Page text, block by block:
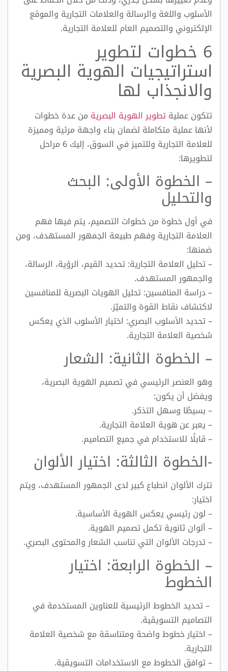
الأسلوب واللغة والرسالة والعلامات التجارية والموقع
الإلكتروني والتصميم العام للعلامة التجارية.
6 خطوات لتطوير
استراتيجيات الهوية البصرية
والانجذاب لها
تتكون عمليةتطوير الهوية البصرية من عدة خطوات
لأنها عملية متكاملة لضمان بناء واجهة مرئية ومميزة
للعلامة التجارية وللتميز في السوق، إليك 6 مراحل
لتطويرها:
– الخطوة الأولى: البحث
والتحليل
في أول خطوة من خطوات التصميم، يتم فيها فهم
العلامة التجارية وفهم طبيعة الجمهور المستهدف، ومن
ضمنها:
– تحليل العلامة التجارية: تحديد القيم، الرؤية، الرسالة،
والجمهور المستهدف.
– دراسة المنافسين: تحليل الهويات البصرية للمنافسين
لاكتشاف نقاط القوة والتميّز.
– تحديد الأسلوب البصري: اختيار الأسلوب الذي يعكس
شخصية العلامة التجارية.
– الخطوة الثانية: الشعار
وهو العنصر الرئيسي في تصميم الهوية البصرية،
ويفضل أن يكون:
– بسيطًا وسهل التذكر.
– يعبر عن هوية العلامة التجارية.
– قابلًا للاستخدام في جميع التصاميم.
-الخطوة الثالثة: اختيار الألوان
تترك الألوان انطباع كبير لدى الجمهور المستهدف، ويتم
اختيار:
– لون رئيسي يعكس الهوية الأساسية.
– ألوان ثانوية تكمل تصميم الهوية.
– تدرجات الألوان التي تناسب الشعار والمحتوى البصري.
– الخطوة الرابعة: اختيار
الخطوط
– تحديد الخطوط الرئيسية للعناوين المستخدمة في
التصاميم التسويقية.
– اختيار خطوط واضحة ومتناسقة مع شخصية العلامة
التجارية.
– توافق الخطوط مع الاستخدامات التسويقية.